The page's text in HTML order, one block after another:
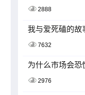
2888
我与爱死磕的
7632
为什么市场会恐
2976